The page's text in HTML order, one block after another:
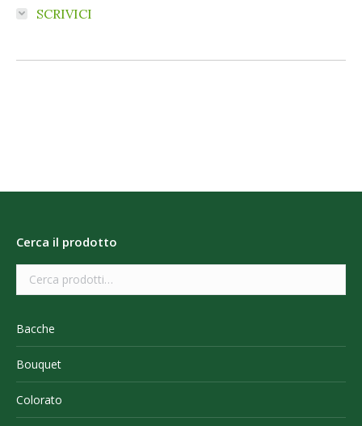
SCRIVICI
Cerca il prodotto
Bacche
Bouquet
Colorato